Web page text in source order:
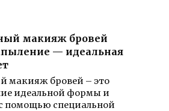
макияж бровей
— идеальная
макияж бровей – это
идеальной формы и
помощью специальной